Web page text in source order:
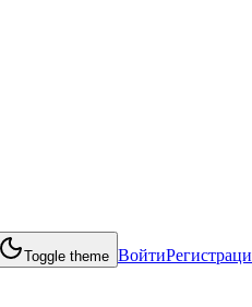
Toggle theme Войти